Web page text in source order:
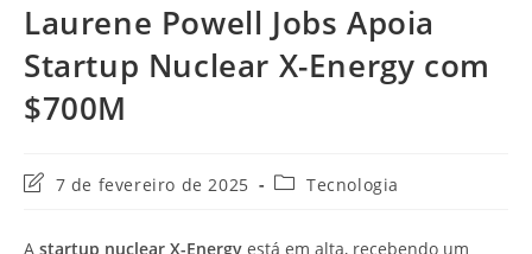
Laurene Powell Jobs Apoia
Startup Nuclear X-Energy com
$700M
Última7 de fevereiro de 2025
Categoria
Tecnologia
A startup nuclear X-Energy está em alta, recebendo um